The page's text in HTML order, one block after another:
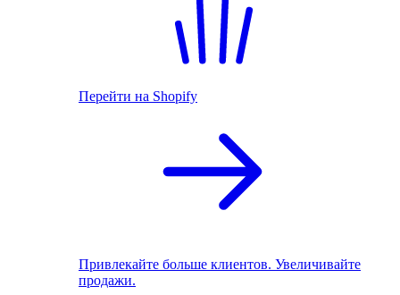
Перейти на Shopify
Привлекайте больше клиентов. Увеличивайте
продажи.